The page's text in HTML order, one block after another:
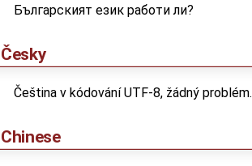
Българският език работи ли?
Česky
Čeština v kódování UTF-8, žádný problém.
Chinese